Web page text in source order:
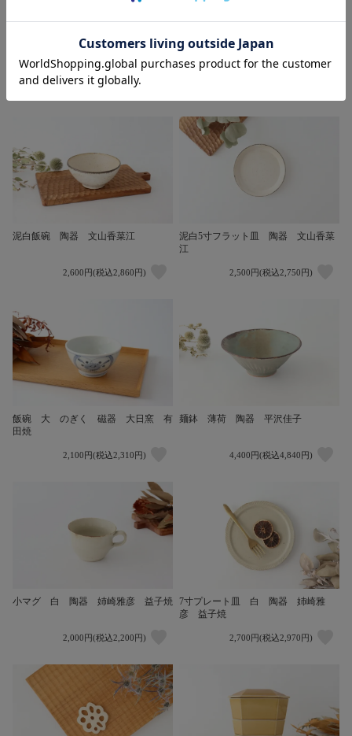
碗 十草 うちるセレクト
5,000円(税込5,500円)
泥白長角皿 線あり 陶器 文山香菜
江
泥白飯碗 陶器 文山香菜江
2,600円(税込2,860円)
泥白5寸フラット皿 陶器 文山香菜
江
2,500円(税込2,750円)
飯碗 大 のぎく 磁器 大日窯 有
田焼
2,100円(税込2,310円)
麺鉢 薄荷 陶器 平沢佳子
4,400円(税込4,840円)
小マグ 白 陶器 姉崎雅彦 益子焼
2,000円(税込2,200円)
7寸プレート皿 白 陶器 姉崎雅
彦 益子焼
2,700円(税込2,970円)